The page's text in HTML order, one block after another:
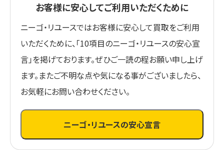
お客様に安心してご利用いただくために
ニーゴ・リユースではお客様に安心して買取をご利用
いただくために、「10項目のニーゴ・リユースの安心宣
言」を掲げております。ぜひご一読の程お願い申し上げ
ます。またご不明な点や気になる事がございましたら、
お気軽にお問い合わせください。
ニーゴ・リユースの安心宣言